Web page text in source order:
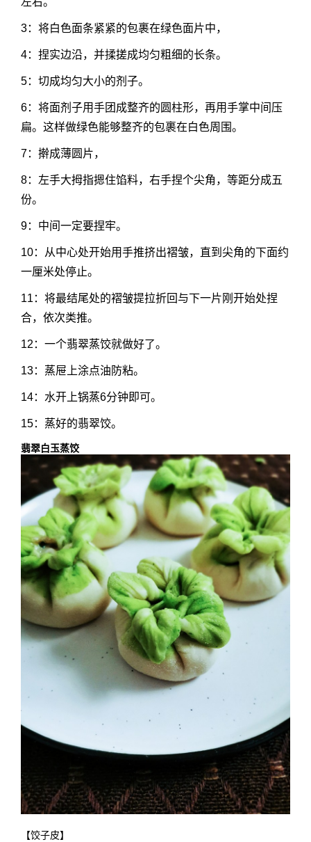
3：将白色面条紧紧的包裹在绿色面片中，
4：捏实边沿，并揉搓成均匀粗细的长条。
5：切成均匀大小的剂子。
6：将面剂子用手团成整齐的圆柱形，再用手掌中间压
扁。这样做绿色能够整齐的包裹在白色周围。
7：擀成薄圆片，
8：左手大拇指摁住馅料，右手捏个尖角，等距分成五
份。
9：中间一定要捏牢。
10：从中心处开始用手推挤出褶皱，直到尖角的下面约
一厘米处停止。
11：将最结尾处的褶皱提拉折回与下一片刚开始处捏
合，依次类推。
12：一个翡翠蒸饺就做好了。
13：蒸屉上涂点油防粘。
14：水开上锅蒸6分钟即可。
15：蒸好的翡翠饺。
翡翠白玉蒸饺
【饺子皮】